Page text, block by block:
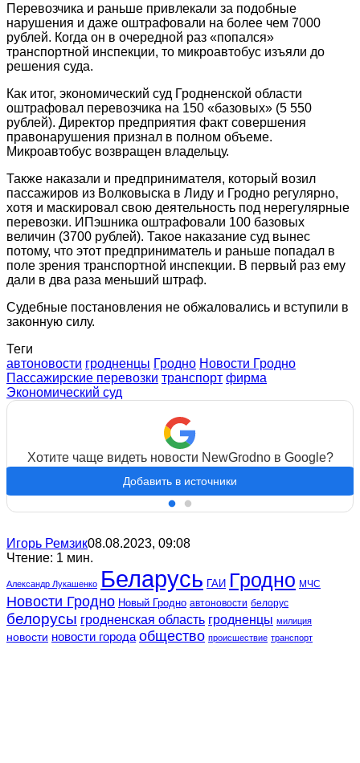
Перевозчика и раньше привлекали за подобные
нарушения и даже оштрафовали на более чем 7000
рублей. Когда он в очередной раз «попался»
транспортной инспекции, то микроавтобус изъяли до
решения суда.
Как итог, экономический суд Гродненской области
оштрафовал перевозчика на 150 «базовых» (5 550
рублей). Директор предприятия факт совершения
правонарушения признал в полном объеме.
Микроавтобус возвращен владельцу.
Также наказали и предпринимателя, который возил
пассажиров из Волковыска в Лиду и Гродно регулярно,
хотя и маскировал свою деятельность под нерегулярные
перевозки. ИПэшника оштрафовали 100 базовых
величин (3700 рублей). Такое наказание суд вынес
потому, что этот предприниматель и раньше попадал в
поле зрения транспортной инспекции. В первый раз ему
дали в два раза меньший штраф.
Судебные постановления не обжаловались и вступили в
законную силу.
Теги
автоновости гродненцы Гродно Новости Гродно
Пассажирские перевозки транспорт фирма
Экономический суд
Хотите чаще видеть новости NewGrodno в Google?
Добавить в источники
Игорь Ремзик08.08.2023, 09:08
Чтение: 1 мин.
Александр Лукашенко Беларусь ГАИ Гродно МЧС
Новости Гродно Новый Гродно автоновости белорус
белорусы гродненская область гродненцы милиция
новости новости города общество происшествие транспорт